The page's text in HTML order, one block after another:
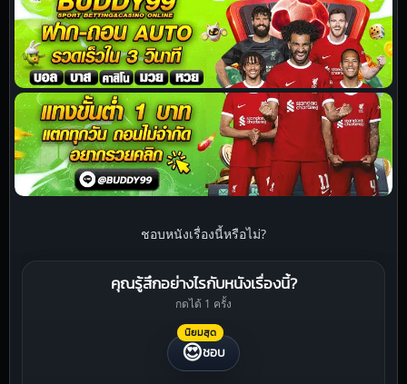
ชอบหนังเรื่องนี้หรือไม่?
คุณรู้สึกอย่างไรกับหนังเรื่องนี้?
กดได้ 1 ครั้ง
นิยมสุด
😍ชอบ